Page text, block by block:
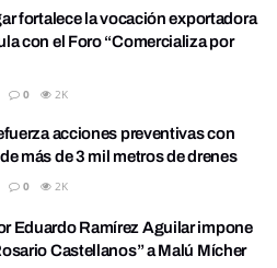
fortalece la vocación exportadora
con el Foro “Comercializa por
0 2K
acciones preventivas con
más de 3 mil metros de drenes
0 2K
Eduardo Ramírez Aguilar impone
Castellanos” a Malú Mícher